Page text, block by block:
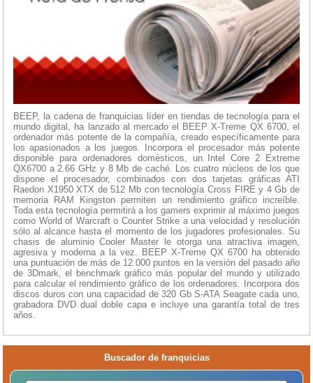
BEEP, la cadena de franquicias líder en tiendas de tecnología para el
mundo digital, ha lanzado al mercado el BEEP X-Treme QX 6700, el
ordenador más potente de la compañía, creado específicamente para
los apasionados a los juegos. Incorpora el procesador más potente
disponible para ordenadores domésticos, un Intel Core 2 Extreme
QX6700 a 2.66 GHz y 8 Mb de caché. Los cuatro núcleos de los que
dispone el procesador, combinados con dos tarjetas gráficas ATI
Raedon X1950 XTX de 512 Mb con tecnología Cross FIRE y 4 Gb de
memoria RAM Kingston permiten un rendimiento gráfico increíble.
Toda esta tecnología permitirá a los gamers exprimir al máximo juegos
como World of Warcraft o Counter Strike a una velocidad y resolución
sólo al alcance hasta el momento de los jugadores profesionales. Su
chasis de aluminio Cooler Master le otorga una atractiva imagen,
agresiva y moderna a la vez. BEEP X-Treme QX 6700 ha obtenido
una puntuación de más de 12.000 puntos en la versión del pasado año
de 3Dmark, el benchmark gráfico más popular del mundo y utilizado
para calcular el rendimiento gráfico de los ordenadores. Incorpora dos
discos duros con una capacidad de 320 Gb S-ATA Seagate cada uno,
grabadora DVD dual doble capa e incluye una garantía total de tres
años.
Buscador de franquicias